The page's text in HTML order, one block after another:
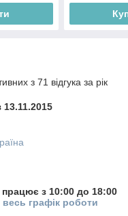
з 71 відгука за рік
працює з 10:00 до 18:00
весь графік роботи